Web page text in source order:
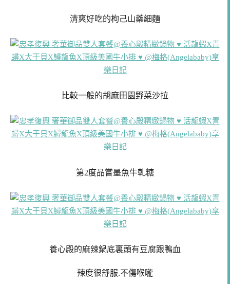
清爽好吃的枸己山藥細麵
比較一般的胡麻田園野菜沙拉
第2度品嘗墨魚牛軋糖
養心殿的麻辣鍋底裏頭有豆腐跟鴨血
辣度很舒服.不傷喉嚨